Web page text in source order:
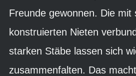
Freunde gewonnen. Die mit
konstruierten Nieten
starken Stäbe lassen sich
zusammenfalten. Das